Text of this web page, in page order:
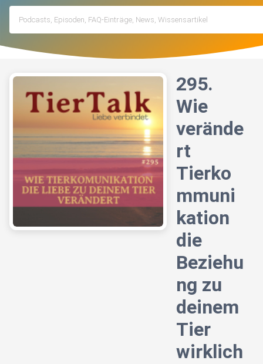
295.
Wie
verände
rt
Tierko
mmuni
kation
die
Beziehu
ng zu
deinem
Tier
wirklich